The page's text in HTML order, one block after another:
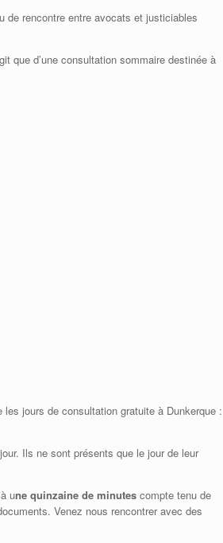
de rencontre entre avocats et justiciables
que d’une consultation sommaire destinée à
jours de consultation gratuite à Dunkerque :
Ils ne sont présents que le jour de leur
une quinzaine de minutes compte tenu de
Venez nous rencontrer avec des